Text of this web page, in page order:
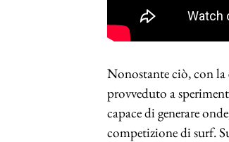
Nonostante ciò, con la
provveduto a
capace di generare
competizione di surf.